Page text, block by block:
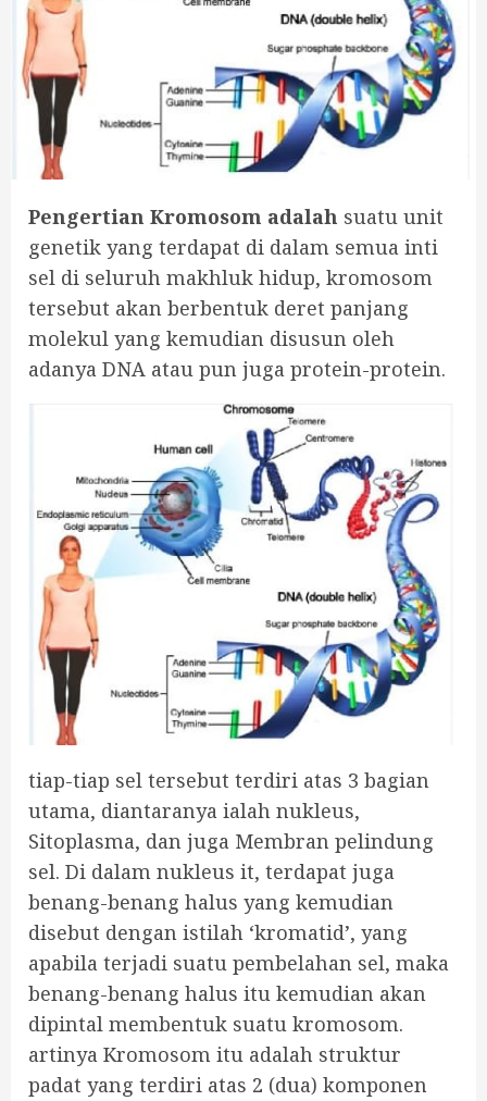
Pengertian Kromosom adalah suatu unit
genetik yang terdapat di dalam semua inti
sel di seluruh makhluk hidup, kromosom
tersebut akan berbentuk deret panjang
molekul yang kemudian disusun oleh
adanya DNA atau pun juga protein-protein.
tiap-tiap sel tersebut terdiri atas 3 bagian
utama, diantaranya ialah nukleus,
Sitoplasma, dan juga Membran pelindung
sel. Di dalam nukleus it, terdapat juga
benang-benang halus yang kemudian
disebut dengan istilah ‘kromatid’, yang
apabila terjadi suatu pembelahan sel, maka
benang-benang halus itu kemudian akan
dipintal membentuk suatu kromosom.
artinya Kromosom itu adalah struktur
padat yang terdiri atas 2 (dua) komponen